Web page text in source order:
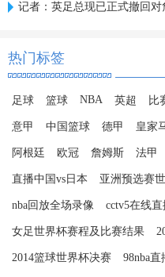
记者：英足总现已正式撤回对
热门标签
足球 篮球 NBA 英超 比
意甲 中国篮球 德甲 皇家
阿根廷 欧冠 詹姆斯 法甲
直播中国vs日本 亚洲预选赛
nba回放全场录像 cctv5在线
女足世界杯赛程及比赛结果
2014篮球世界杯决赛 98nba